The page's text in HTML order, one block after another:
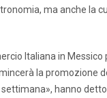
ma anche la
Italiana in Messico
la promozione
hanno